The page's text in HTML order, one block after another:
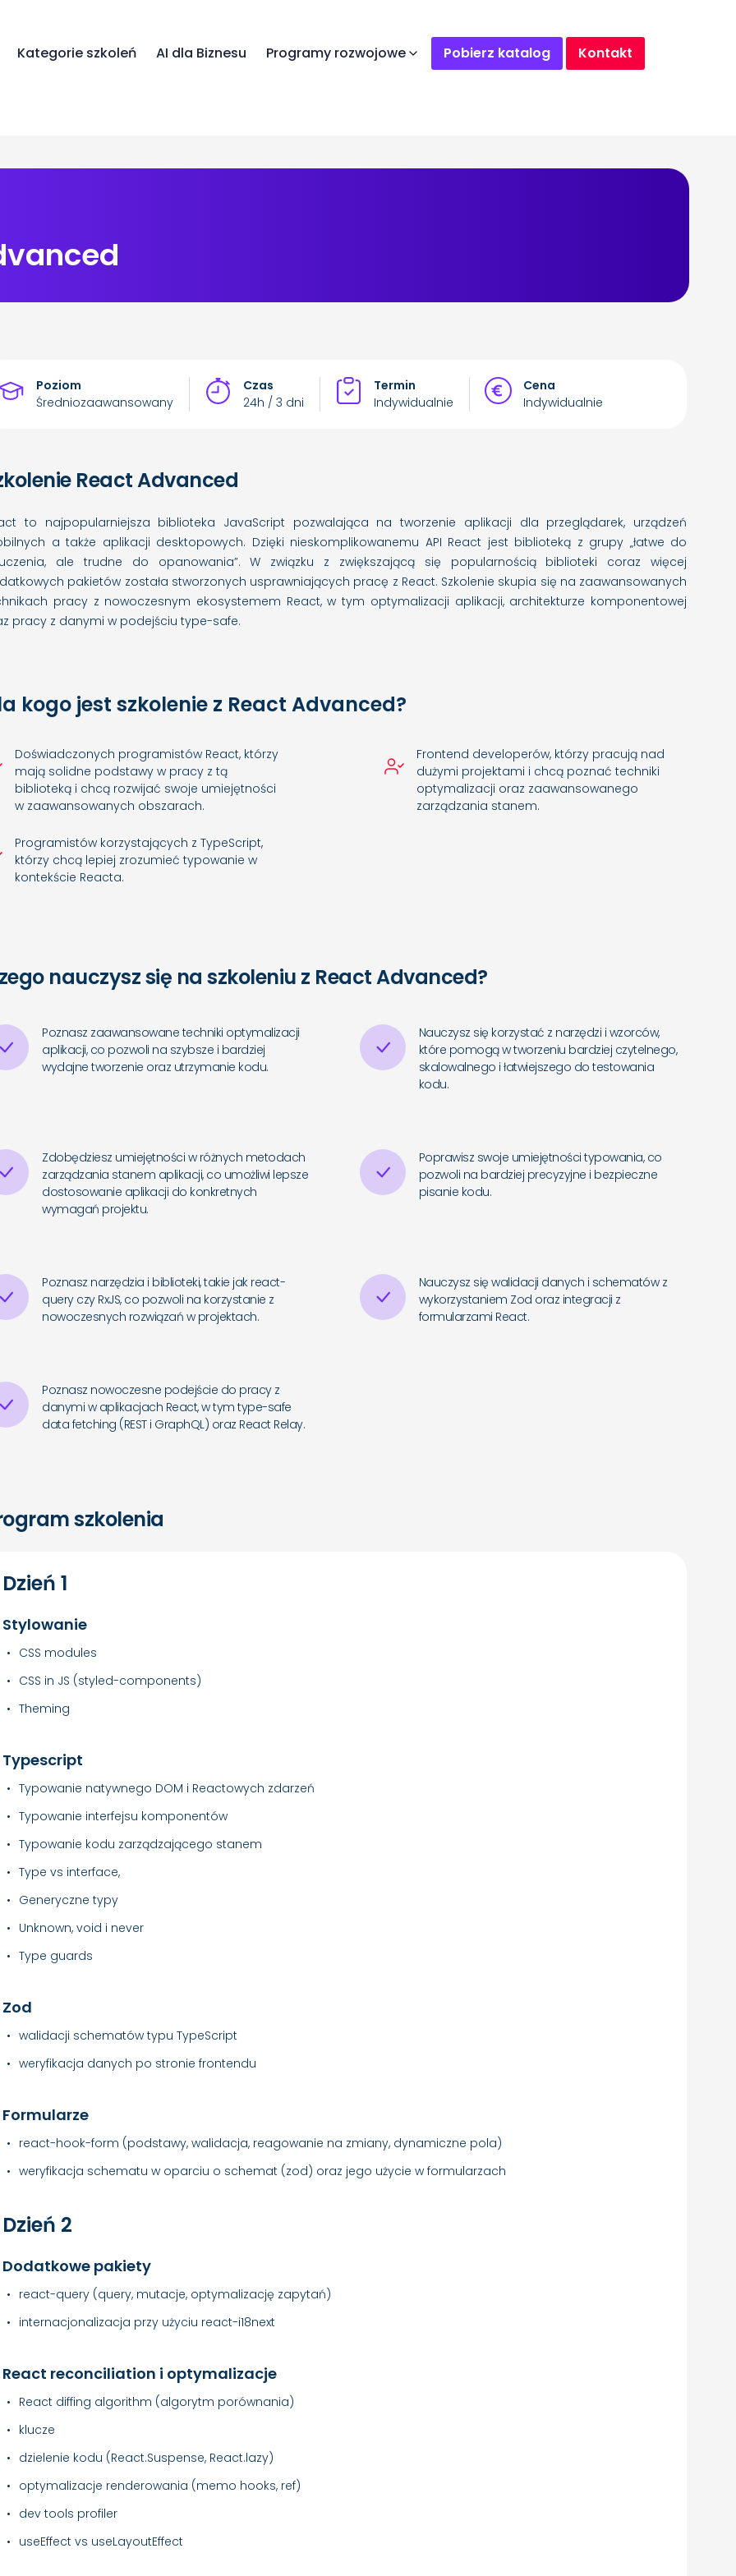
Kategorie szkoleń AI dla Biznesu Programy rozwojowe Pobierz katalog Kontakt
Poziom
Średniozaawansowany
Czas
24h / 3 dni
Termin
Indywidualnie
Cena
Indywidualnie
React Advanced
to najpopularniejsza biblioteka JavaScript pozwalająca na tworzenie aplikacji dla przeglądarek, urządzeń
a także aplikacji desktopowych. Dzięki nieskomplikowanemu API React jest biblioteką z grupy „łatwe do
ale trudne do opanowania”. W związku z zwiększającą się popularnością biblioteki coraz więcej
pakietów została stworzonych usprawniających pracę z React. Szkolenie skupia się na zaawansowanych
pracy z nowoczesnym ekosystemem React, w tym optymalizacji aplikacji, architekturze komponentowej
pracy z danymi w podejściu type-safe.
kogo jest szkolenie z React Advanced?
Doświadczonych programistów React, którzy
mają solidne podstawy w pracy z tą
biblioteką i chcą rozwijać swoje umiejętności
w zaawansowanych obszarach.
Frontend developerów, którzy pracują nad
dużymi projektami i chcą poznać techniki
optymalizacji oraz zaawansowanego
zarządzania stanem.
Programistów korzystających z TypeScript,
którzy chcą lepiej zrozumieć typowanie w
kontekście Reacta.
nauczysz się na szkoleniu z React Advanced?
Poznasz zaawansowane techniki optymalizacji
aplikacji, co pozwoli na szybsze i bardziej
wydajne tworzenie oraz utrzymanie kodu.
Nauczysz się korzystać z narzędzi i wzorców,
które pomogą w tworzeniu bardziej czytelnego,
skalowalnego i łatwiejszego do testowania
kodu.
Zdobędziesz umiejętności w różnych metodach
zarządzania stanem aplikacji, co umożliwi lepsze
dostosowanie aplikacji do konkretnych
wymagań projektu.
Poprawisz swoje umiejętności typowania, co
pozwoli na bardziej precyzyjne i bezpieczne
pisanie kodu.
Poznasz narzędzia i biblioteki, takie jak react-
query czy RxJS, co pozwoli na korzystanie z
nowoczesnych rozwiązań w projektach.
Nauczysz się walidacji danych i schematów z
wykorzystaniem Zod oraz integracji z
formularzami React.
Poznasz nowoczesne podejście do pracy z
danymi w aplikacjach React, w tym type-safe
data fetching (REST i GraphQL) oraz React Relay.
szkolenia
Dzień 1
Stylowanie
CSS modules
CSS in JS (styled-components)
Theming
Typescript
Typowanie natywnego DOM i Reactowych zdarzeń
Typowanie interfejsu komponentów
Typowanie kodu zarządzającego stanem
Type vs interface,
Generyczne typy
Unknown, void i never
Type guards
Zod
walidacji schematów typu TypeScript
weryfikacja danych po stronie frontendu
Formularze
react-hook-form (podstawy, walidacja, reagowanie na zmiany, dynamiczne pola)
weryfikacja schematu w oparciu o schemat (zod) oraz jego użycie w formularzach
Dzień 2
Dodatkowe pakiety
react-query (query, mutacje, optymalizację zapytań)
internacjonalizacja przy użyciu react-i18next
React reconciliation i optymalizacje
React diffing algorithm (algorytm porównania)
klucze
dzielenie kodu (React.Suspense, React.lazy)
optymalizacje renderowania (memo hooks, ref)
dev tools profiler
useEffect vs useLayoutEffect